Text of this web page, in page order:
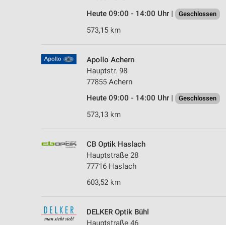
Heute 09:00 - 14:00 Uhr |
Geschlossen
573,15 km
Apollo Achern
Hauptstr. 98
77855 Achern
Heute 09:00 - 14:00 Uhr |
Geschlossen
573,13 km
CB Optik Haslach
Hauptstraße 28
77716 Haslach
603,52 km
DELKER Optik Bühl
Hauptstraße 46